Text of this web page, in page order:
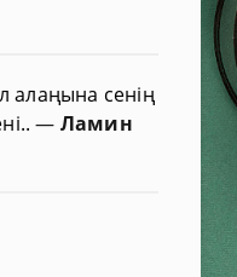
алаңына сенің
— Ламин